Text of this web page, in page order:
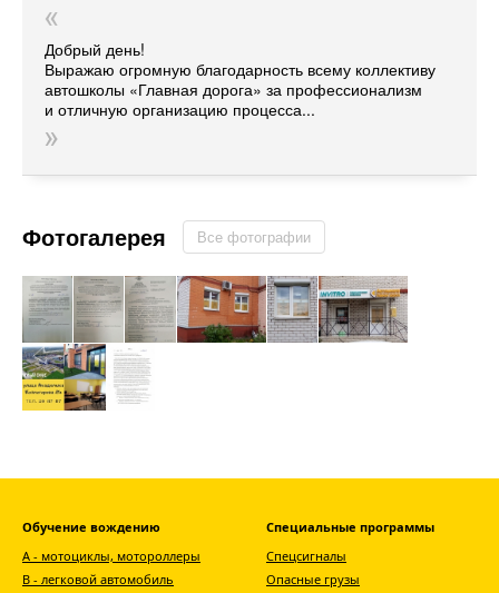
Добрый день!
Выражаю огромную благодарность всему коллективу
автошколы «Главная дорога» за профессионализм
и отличную организацию процесса...
Фотогалерея Все фотографии
Обучение вождению
А - мотоциклы, мотороллеры
В - легковой автомобиль
Специальные программы
Спецсигналы
Опасные грузы